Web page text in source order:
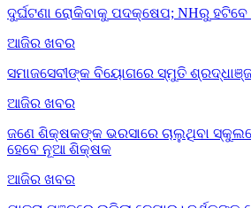
ଦୁର୍ଘଟଣା ରୋକିବାକୁ ପଦକ୍ଷେପ; NHରୁ
ଆଜିର ଖବର
ସମାଜସେବୀଙ୍କ ବିୟୋଗରେ ସ୍ମୁତି
ଆଜିର ଖବର
ଜଣେ ଶିକ୍ଷକଙ୍କ ଭରସାରେ ଚାଲୁଥିବା
ହେବେ ନୂଆ ଶିକ୍ଷକ
ଆଜିର ଖବର